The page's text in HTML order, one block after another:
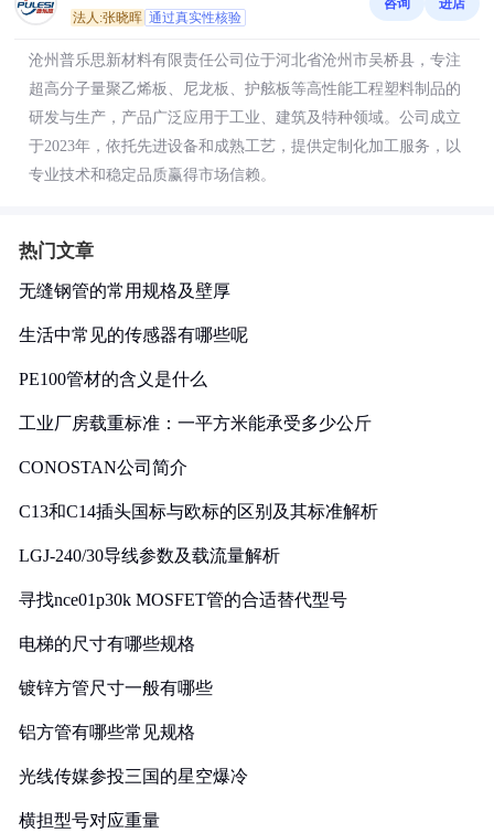
法人:张晓晖 通过真实性核验
沧州普乐思新材料有限责任公司位于河北省沧州市吴桥县，专注
超高分子量聚乙烯板、尼龙板、护舷板等高性能工程塑料制品的
研发与生产，产品广泛应用于工业、建筑及特种领域。公司成立
于2023年，依托先进设备和成熟工艺，提供定制化加工服务，以
专业技术和稳定品质赢得市场信赖。
热门文章
无缝钢管的常用规格及壁厚
生活中常见的传感器有哪些呢
PE100管材的含义是什么
工业厂房载重标准：一平方米能承受多少公斤
CONOSTAN公司简介
C13和C14插头国标与欧标的区别及其标准解析
LGJ-240/30导线参数及载流量解析
寻找nce01p30k MOSFET管的合适替代型号
电梯的尺寸有哪些规格
镀锌方管尺寸一般有哪些
铝方管有哪些常见规格
光线传媒参投三国的星空爆冷
横担型号对应重量